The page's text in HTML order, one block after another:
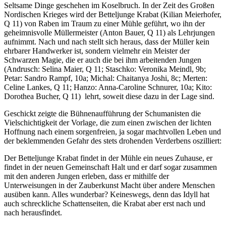
Seltsame Dinge geschehen im Koselbruch. In der Zeit des Großen
Nordischen Krieges wird der Betteljunge Krabat (Kilian Meierhofer,
Q 11) von Raben im Traum zu einer Mühle geführt, wo ihn der
geheimnisvolle Müllermeister (Anton Bauer, Q 11) als Lehrjungen
aufnimmt. Nach und nach stellt sich heraus, dass der Müller kein
ehrbarer Handwerker ist, sondern vielmehr ein Meister der
Schwarzen Magie, die er auch die bei ihm arbeitenden Jungen
(Andrusch: Selina Maier, Q 11; Staschko: Veronika Meindl, 9b;
Petar: Sandro Rampf, 10a; Michal: Chaitanya Joshi, 8c; Merten:
Celine Lankes, Q 11; Hanzo: Anna-Caroline Schnurer, 10a; Kito:
Dorothea Bucher, Q 11) lehrt, soweit diese dazu in der Lage sind.
Geschickt zeigte die Bühnenaufführung der Schumanisten die
Vielschichtigkeit der Vorlage, die zum einen zwischen der lichten
Hoffnung nach einem sorgenfreien, ja sogar machtvollen Leben und
der beklemmenden Gefahr des stets drohenden Verderbens oszilliert:
Der Betteljunge Krabat findet in der Mühle ein neues Zuhause, er
findet in der neuen Gemeinschaft Halt und er darf sogar zusammen
mit den anderen Jungen erleben, dass er mithilfe der
Unterweisungen in der Zauberkunst Macht über andere Menschen
ausüben kann. Alles wunderbar? Keineswegs, denn das Idyll hat
auch schreckliche Schattenseiten, die Krabat aber erst nach und
nach herausfindet.